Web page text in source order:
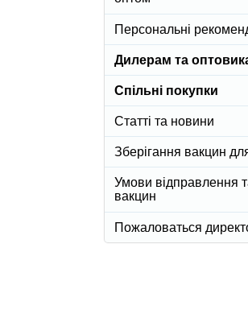
Персональні
Дилерам та
Спільні покупки
Статті та новини
Зберігання вакцин
Умови відправлення
вакцин
Пожаловаться